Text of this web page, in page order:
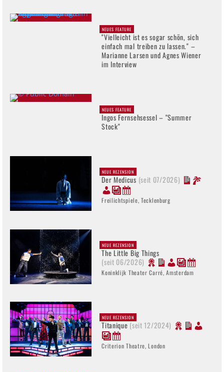
NEUES FEATURE
"Vielleicht ist es sogar schön, sich
einfach mal treiben zu lassen." –
Marianne Larsen und Agnes Wiener
im Interview
NEUES FEATURE
Ingos Fernsehsessel – "Summer
Stock"
NEUE REZENSION
Der Medicus (seit 07/2026)
Freilichtspiele, Tecklenburg
NEUE REZENSION
The Little Big Things
(seit 06/2026)
Koninklijk Theater Carré, Amsterdam
NEUE REZENSION
Titanique (seit 12/2024)
Criterion Theatre, London